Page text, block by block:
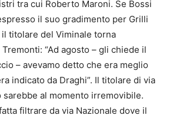
tra cui Roberto Maroni. Se Bossi
il suo gradimento per Grilli
il titolare del Viminale torna
Tremonti: “Ad agosto – gli chiede il
– avevamo detto che era meglio
indicato da Draghi”. Il titolare di via
sarebbe al momento irremovibile.
filtrare da via Nazionale dove il